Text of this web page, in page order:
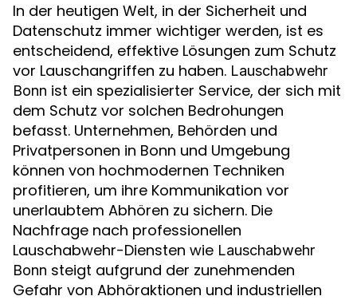
In der heutigen Welt, in der Sicherheit und
Datenschutz immer wichtiger werden, ist es
entscheidend, effektive Lösungen zum Schutz
vor Lauschangriffen zu haben. Lauschabwehr
Bonn ist ein spezialisierter Service, der sich mit
dem Schutz vor solchen Bedrohungen
befasst. Unternehmen, Behörden und
Privatpersonen in Bonn und Umgebung
können von hochmodernen Techniken
profitieren, um ihre Kommunikation vor
unerlaubtem Abhören zu sichern. Die
Nachfrage nach professionellen
Lauschabwehr-Diensten wie Lauschabwehr
Bonn steigt aufgrund der zunehmenden
Gefahr von Abhöraktionen und industriellen